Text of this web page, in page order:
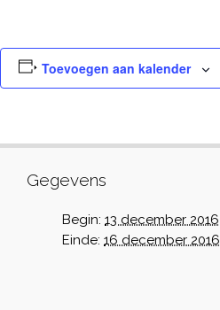
Toevoegen aan kalender
Gegevens
Begin: 13 december 2016
Einde: 16 december 2016